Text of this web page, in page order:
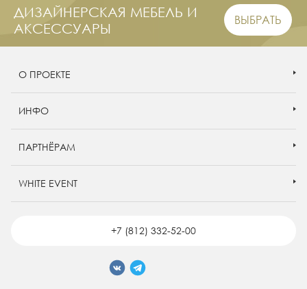
ДИЗАЙНЕРСКАЯ МЕБЕЛЬ И
АКСЕССУАРЫ
ВЫБРАТЬ
О ПРОЕКТЕ
ИНФО
ПАРТНЁРАМ
WHITE EVENT
+7 (812) 332-52-00